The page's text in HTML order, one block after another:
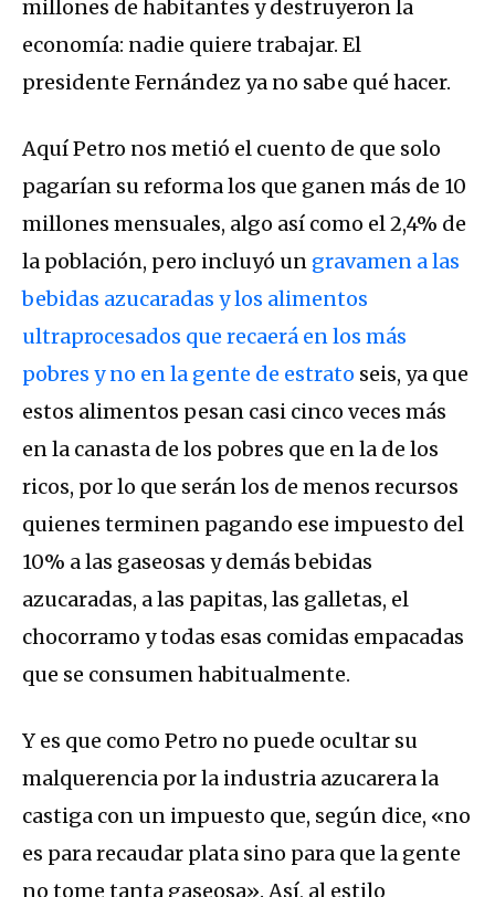
millones de habitantes y destruyeron la
economía: nadie quiere trabajar. El
presidente Fernández ya no sabe qué hacer.
Aquí Petro nos metió el cuento de que solo
pagarían su reforma los que ganen más de 10
millones mensuales, algo así como el 2,4% de
la población, pero incluyó un gravamen a las
bebidas azucaradas y los alimentos
ultraprocesados que recaerá en los más
pobres y no en la gente de estrato seis, ya que
estos alimentos pesan casi cinco veces más
en la canasta de los pobres que en la de los
ricos, por lo que serán los de menos recursos
quienes terminen pagando ese impuesto del
10% a las gaseosas y demás bebidas
azucaradas, a las papitas, las galletas, el
chocorramo y todas esas comidas empacadas
que se consumen habitualmente.
Y es que como Petro no puede ocultar su
malquerencia por la industria azucarera la
castiga con un impuesto que, según dice, «no
es para recaudar plata sino para que la gente
no tome tanta gaseosa». Así, al estilo